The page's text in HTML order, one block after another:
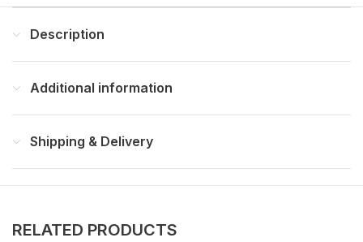
Description
Additional information
Shipping & Delivery
RELATED PRODUCTS